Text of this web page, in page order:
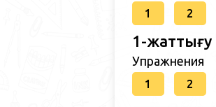
1 2
1-жаттығу
Упражнения
1 2